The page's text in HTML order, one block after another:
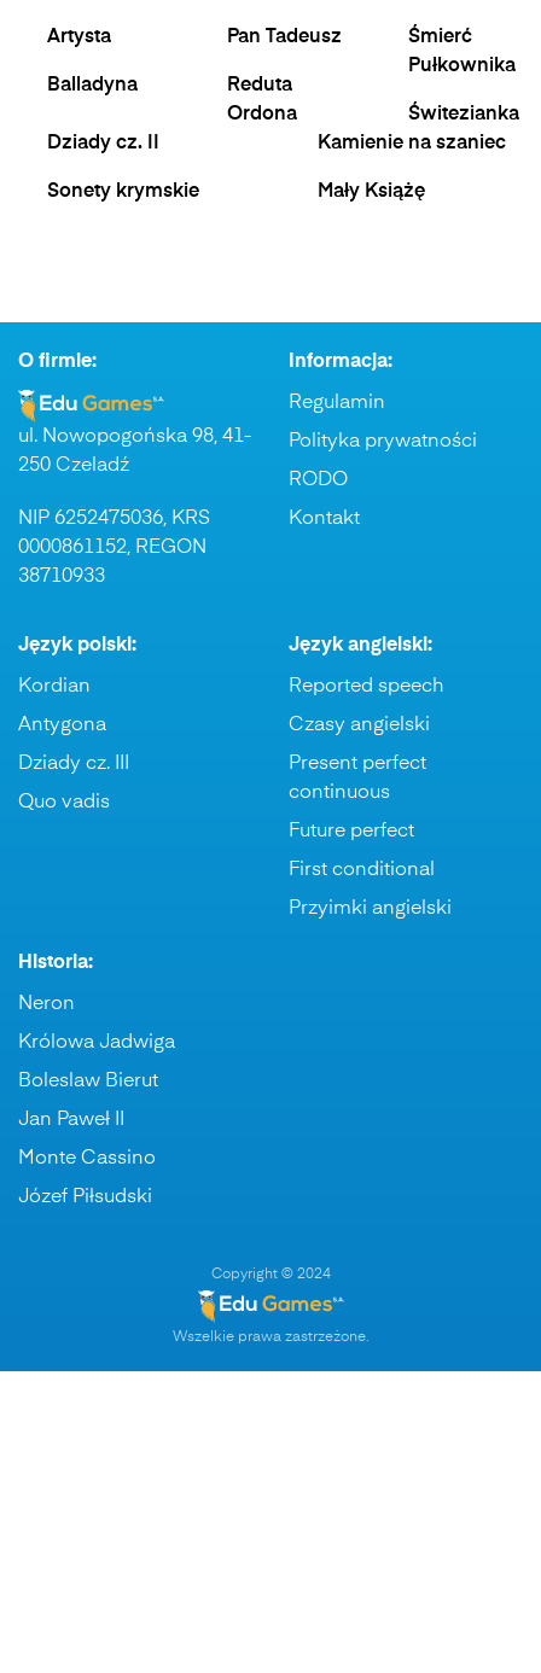
Artysta
Balladyna
Pan Tadeusz
Reduta
Ordona
Śmierć
Pułkownika
Świtezianka
Dziady cz. II
Sonety krymskie
Kamienie na szaniec
Mały Książę
O firmie:
ul. Nowopogońska 98, 41-
250 Czeladź
NIP 6252475036, KRS
0000861152, REGON
38710933
Informacja:
Regulamin
Polityka prywatności
RODO
Kontakt
Język polski:
Kordian
Antygona
Dziady cz. III
Quo vadis
Język angielski:
Reported speech
Czasy angielski
Present perfect
continuous
Future perfect
First conditional
Przyimki angielski
Historia:
Neron
Królowa Jadwiga
Boleslaw Bierut
Jan Paweł II
Monte Cassino
Józef Piłsudski
Copyright © 2024
Wszelkie prawa zastrzeżone.